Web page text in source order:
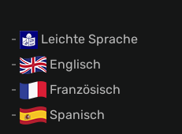
Leichte Sprache
Englisch
Französisch
Spanisch